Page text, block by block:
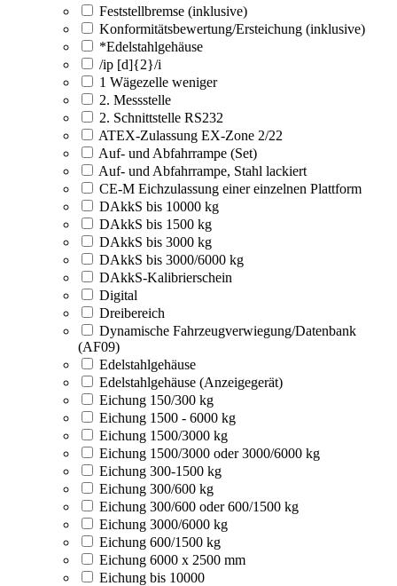
Feststellbremse (inklusive)
Konformitätsbewertung/Ersteichung (inklusive)
*Edelstahlgehäuse
/ip [d]{2}/i
1 Wägezelle weniger
2. Messstelle
2. Schnittstelle RS232
ATEX-Zulassung EX-Zone 2/22
Auf- und Abfahrrampe (Set)
Auf- und Abfahrrampe, Stahl lackiert
CE-M Eichzulassung einer einzelnen Plattform
DAkkS bis 10000 kg
DAkkS bis 1500 kg
DAkkS bis 3000 kg
DAkkS bis 3000/6000 kg
DAkkS-Kalibrierschein
Digital
Dreibereich
Dynamische Fahrzeugverwiegung/Datenbank
(AF09)
Edelstahlgehäuse
Edelstahlgehäuse (Anzeigegerät)
Eichung 150/300 kg
Eichung 1500 - 6000 kg
Eichung 1500/3000 kg
Eichung 1500/3000 oder 3000/6000 kg
Eichung 300-1500 kg
Eichung 300/600 kg
Eichung 300/600 oder 600/1500 kg
Eichung 3000/6000 kg
Eichung 600/1500 kg
Eichung 6000 x 2500 mm
Eichung bis 10000